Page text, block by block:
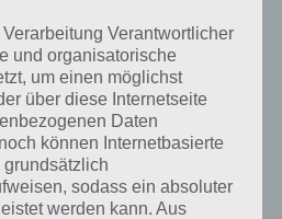
hat dieses eigentlich und was
Wort auch zu Ach, wie Süß? Zu
wir daher auch immer eine
keine weiteren Informationen parat!
Verantwortlicher
und organisatorische
um einen möglichst
über diese Internetseite
Daten
können Internetbasierte
sodass ein absoluter
werden kann. Aus